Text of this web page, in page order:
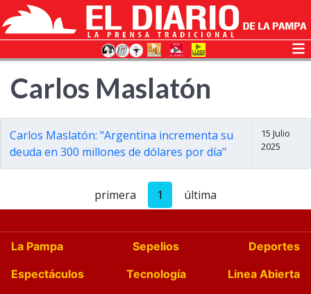
Carlos Maslatón
Carlos Maslatón: "Argentina incrementa su
deuda en 300 millones de dólares por día"
15 Julio
2025
primera 1 última
La Pampa Sepelios
Deportes
Espectáculos
Tecnología
Linea Abierta